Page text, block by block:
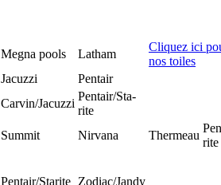
Megna pools Latham
Cliquez ici
nos toiles
Jacuzzi
Pentair
Carvin/Jacuzzi
Pentair/Sta-
rite
Summit Nirvana Thermeau
rite
Pentair/Starite Zodiac/Jandy